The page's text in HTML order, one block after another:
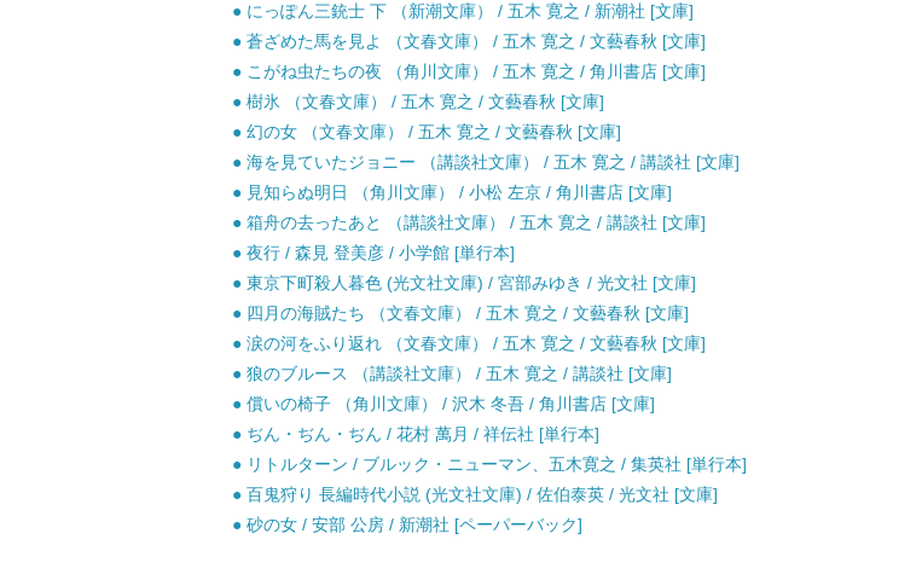
● にっぽん三銃士 下 （新潮文庫） / 五木 寛之 / 新潮社 [文庫]
● 蒼ざめた馬を見よ （文春文庫） / 五木 寛之 / 文藝春秋 [文庫]
● こがね虫たちの夜 （角川文庫） / 五木 寛之 / 角川書店 [文庫]
● 樹氷 （文春文庫） / 五木 寛之 / 文藝春秋 [文庫]
● 幻の女 （文春文庫） / 五木 寛之 / 文藝春秋 [文庫]
● 海を見ていたジョニー （講談社文庫） / 五木 寛之 / 講談社 [文庫]
● 見知らぬ明日 （角川文庫） / 小松 左京 / 角川書店 [文庫]
● 箱舟の去ったあと （講談社文庫） / 五木 寛之 / 講談社 [文庫]
● 夜行 / 森見 登美彦 / 小学館 [単行本]
● 東京下町殺人暮色 (光文社文庫) / 宮部みゆき / 光文社 [文庫]
● 四月の海賊たち （文春文庫） / 五木 寛之 / 文藝春秋 [文庫]
● 涙の河をふり返れ （文春文庫） / 五木 寛之 / 文藝春秋 [文庫]
● 狼のブルース （講談社文庫） / 五木 寛之 / 講談社 [文庫]
● 償いの椅子 （角川文庫） / 沢木 冬吾 / 角川書店 [文庫]
● ぢん・ぢん・ぢん / 花村 萬月 / 祥伝社 [単行本]
● リトルターン / ブルック・ニューマン、五木寛之 / 集英社 [単行本]
● 百鬼狩り 長編時代小説 (光文社文庫) / 佐伯泰英 / 光文社 [文庫]
● 砂の女 / 安部 公房 / 新潮社 [ペーパーバック]